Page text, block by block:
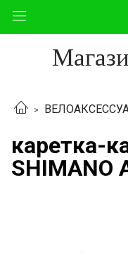
каретка-
SHIMANO